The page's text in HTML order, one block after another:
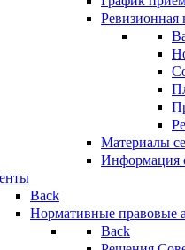
Ревизионная
Материалы
Информация
Back
Нормативные правовые
Back